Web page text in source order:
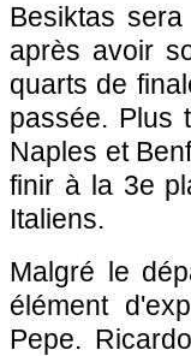
Besiktas
après avoir
quarts de
passée. Plus
Naples et
finir à la 3e
Italiens.
Malgré le
élément
Pepe.